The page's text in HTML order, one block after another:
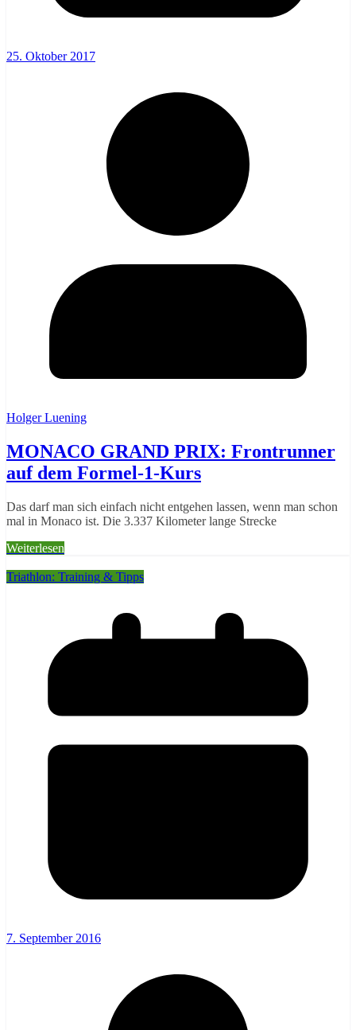
25. Oktober 2017
Holger Luening
MONACO GRAND PRIX: Frontrunner
auf dem Formel-1-Kurs
Das darf man sich einfach nicht entgehen lassen, wenn man schon
mal in Monaco ist. Die 3.337 Kilometer lange Strecke
Weiterlesen
Triathlon: Training & Tipps
7. September 2016